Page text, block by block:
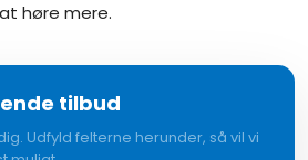
høre mere.
tilbud
Udfyld felterne herunder, så vil vi